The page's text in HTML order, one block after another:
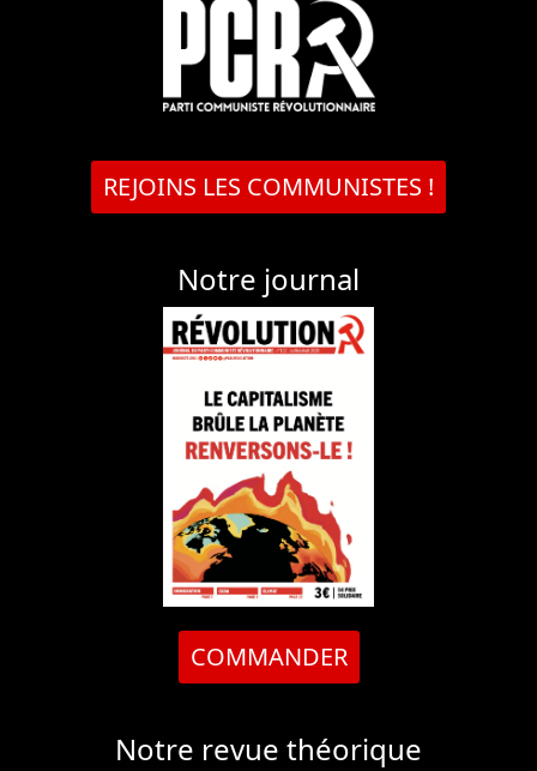
REJOINS LES COMMUNISTES !
Notre journal
COMMANDER
Notre revue théorique